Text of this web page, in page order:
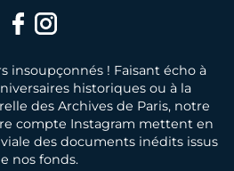
Facebook
Instagram
insoupçonnés ! Faisant écho à
historiques ou à la
des Archives de Paris, notre
compte Instagram mettent en
des documents inédits issus
nos fonds.